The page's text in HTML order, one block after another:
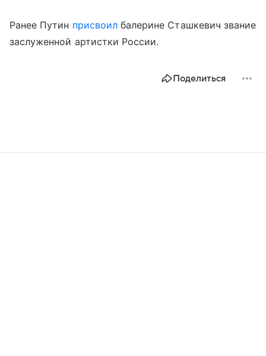
Ранее Путин присвоилбалерине Сташкевич звание
заслуженной артистки России.
Поделиться